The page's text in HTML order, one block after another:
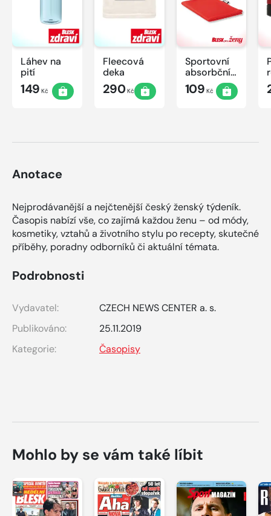
Láhev na
pití
149 Kč
Fleecová
deka
290Kč
Sportovní
absorbční
ručník
109 Kč
Anotace
Nejprodávanější a nejčtenější český ženský týdeník.
Časopis nabízí vše, co zajímá každou ženu – od módy,
kosmetiky, vztahů a životního stylu po recepty, skutečné
příběhy, poradny odborníků či aktuální témata.
Podrobnosti
Vydavatel:
CZECH NEWS CENTER a. s.
Publikováno:
25.11.2019
Kategorie:
Časopisy
Mohlo by se vám také líbit